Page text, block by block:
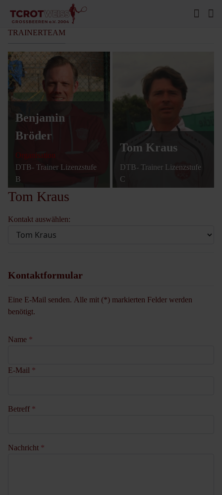
TRAINERTEAM
Benjamin
Bröder
Organisation
DTB- Trainer Lizenzstufe
B
Tom Kraus
DTB- Trainer Lizenzstufe
C
Tom Kraus
Kontakt auswählen:
Kontaktformular
Eine E-Mail senden. Alle mit (*) markierten Felder werden
benötigt.
Name *
E-Mail *
Betreff *
Nachricht *